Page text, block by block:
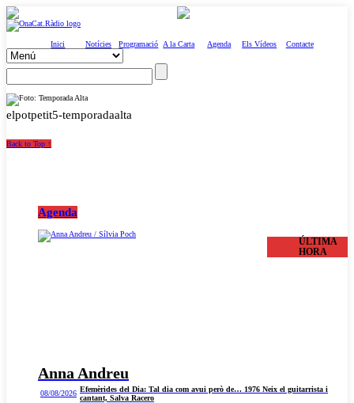
Inici Notícies Programació A la Carta Agenda Els Vídeos Contacte
elpotpetit5-temporadaalta
Back to Top ↑
Agenda
Anna Andreu
ÚLTIMA
HORA
08/08/2026 Efemèrides del Dia: Tal dia com avui però de… 1976 Neix el guitarrista i
cantant, Salva Racero